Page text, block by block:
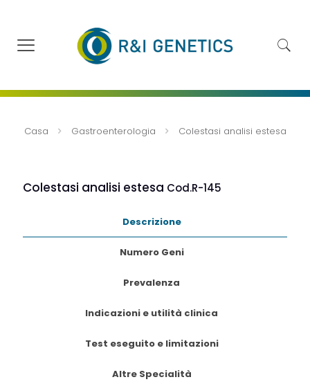
Casa Gastroenterologia Colestasi analisi estesa
Colestasi analisi estesa Cod.R-145
Descrizione
Numero Geni
Prevalenza
Indicazioni e utilità clinica
Test eseguito e limitazioni
Altre Specialità